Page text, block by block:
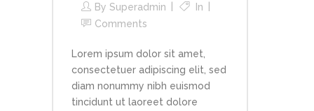
By Superadmin
In
Comments
Lorem ipsum dolor sit amet,
consectetuer adipiscing elit, sed
diam nonummy nibh euismod
tincidunt ut laoreet dolore